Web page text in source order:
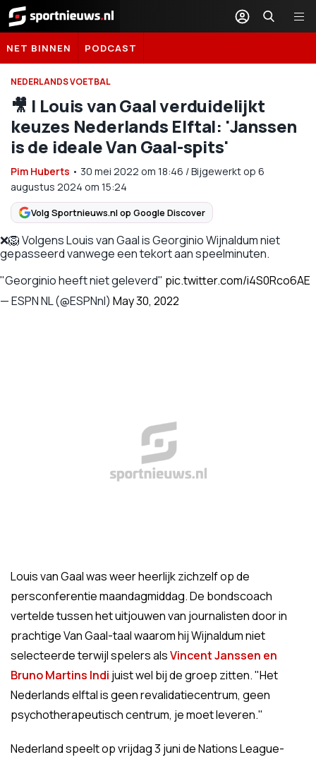
Sportnieuws.nl
NET BINNEN PODCAST
NEDERLANDS VOETBAL
🎥 | Louis van Gaal verduidelijkt
keuzes Nederlands Elftal: 'Janssen
is de ideale Van Gaal-spits'
Pim Huberts • 30 mei 2022 om 18:46 /Bijgewerkt op 6
augustus 2024 om 15:24
Volg Sportnieuws.nl op Google Discover
❌🦁 Volgens Louis van Gaal is Georginio Wijnaldum niet
gepasseerd vanwege een tekort aan speelminuten.
"Georginio heeft niet geleverd" pic.twitter.com/i4S0Rco6AE
— ESPN NL (@ESPNnl) May 30, 2022
Louis van Gaal was weer heerlijk zichzelf op de
persconferentie maandagmiddag. De bondscoach
vertelde tussen het uitjouwen van journalisten door in
prachtige Van Gaal-taal waarom hij Wijnaldum niet
selecteerde terwijl spelers alsVincent Janssen en
Bruno Martins Indi juist wel bij de groep zitten. "Het
Nederlands elftal is geen revalidatiecentrum, geen
psychotherapeutisch centrum, je moet leveren."
Nederland speelt op vrijdag 3 juni de Nations League-